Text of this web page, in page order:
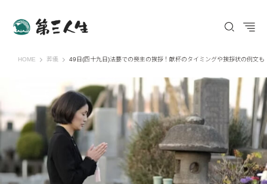
HOME 第三人生 〜寄り道の歩き方〜
葬儀 49日(四十九日)法要での喪主の挨拶！献杯のタイミングや挨拶状の例文も